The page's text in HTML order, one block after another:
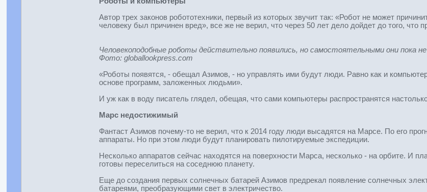
Автор трех законов робототехники, первый из которых звучит так: «Робот не может
человеку был причинен вред», все же не верил, что через 50 лет дело дойдет до того, что
Человекоподобные роботы действительно появились, но самостоятельными они пока
Фото: globallookpress.com
«Роботы появятся, - обещал Азимов, - но управлять ими будут люди. Равно как и
основе программ, заложенных людьми».
И уж как в воду писатель глядел, обещая, что сами компьютеры распространятся
Марс недостижимый
Фантаст Азимов почему-то не верил, что к 2014 году люди высадятся на Марсе. По его
аппараты. Но при этом люди будут планировать пилотируемые экспедиции.
Несколько аппаратов сейчас находятся на поверхности Марса, несколько - на орбите. И
готовы переселиться на соседнюю планету.
Еще до создания первых солнечных батарей Азимов предрекал появление солнечных
батареями, преобразующими свет в электричество.